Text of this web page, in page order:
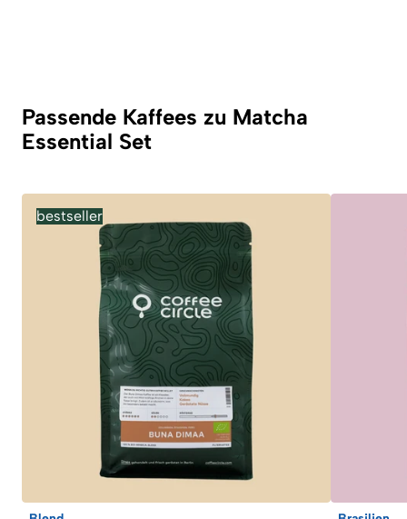
Passende Kaffees zu Matcha
Essential Set
bestseller